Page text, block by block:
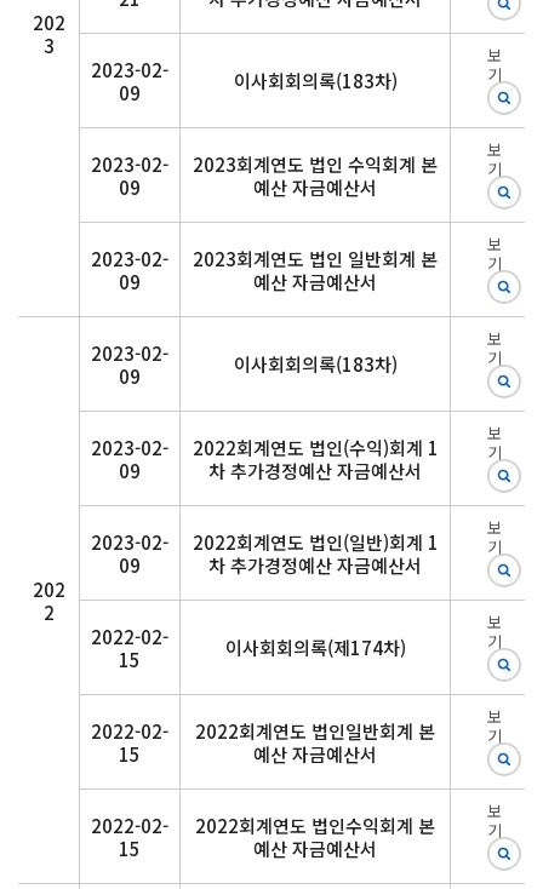
202
3
2023-02-
09
이사회회의록(183차)
보
기
2023-02-
09
2023회계연도 법인 수익회계 본
예산 자금예산서
보
기
2023-02-
09
2023회계연도 법인 일반회계 본
예산 자금예산서
보
기
202
2
2023-02-
09
이사회회의록(183차)
보
기
2023-02-
09
2022회계연도 법인(수익)회계 1
차 추가경정예산 자금예산서
보
기
2023-02-
09
2022회계연도 법인(일반)회계 1
차 추가경정예산 자금예산서
보
기
2022-02-
15
이사회회의록(제174차)
보
기
2022-02-
15
2022회계연도 법인일반회계 본
예산 자금예산서
보
기
2022-02-
15
2022회계연도 법인수익회계 본
예산 자금예산서
보
기